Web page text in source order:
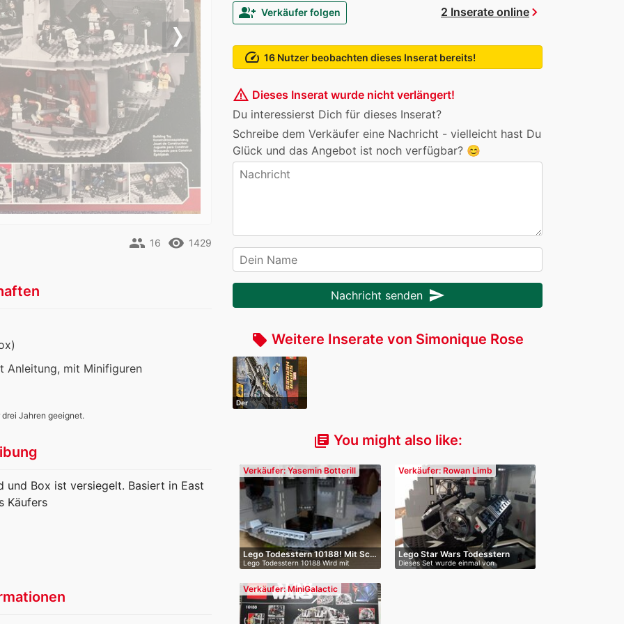
2 Inserate onlinechevron_right
group_add Verkäufer folgen
speed 16 Nutzer beobachten dieses Inserat bereits!
warning_amber Dieses Inserat wurde nicht verlängert!
Du interessierst Dich für dieses Inserat?
Schreibe dem Verkäufer eine Nachricht - vielleicht hast Du
Glück und das Angebot ist noch verfügbar? 😊
Nachricht senden send
local_offer Weitere Inserate von Simonique Rose
Der
library_books You might also like:
Verkäufer: Yasemin Botterill
Lego Todesstern 10188! Mit Sc…
Lego Todesstern 10188 Wird mit
Schac…
Verkäufer: Rowan Limb
Lego Star Wars Todesstern
101…
Dieses Set wurde einmal von
Erwachsenen…
Verkäufer: MiniGalactic
Next
remove_red_eye 1429
people 16
Anleitung, mit Minifiguren
Jahren geeignet.
und Box ist versiegelt. Basiert in East
Käufers